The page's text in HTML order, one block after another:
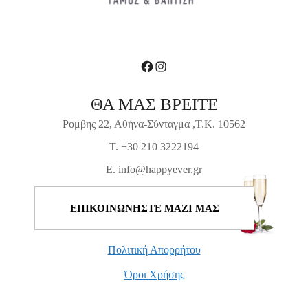
ΘΑ ΜΑΣ ΒΡΕΙΤΕ
Ρομβης 22, Αθήνα-Σύνταγμα ,Τ.Κ. 10562
T. +30 210 3222194
E. info@happyever.gr
ΕΠΙΚΟΙΝΩΝΗΣΤΕ ΜΑΖΙ ΜΑΣ
Πολιτική Απορρήτου
Όροι Χρήσης
Facebook
Instagram